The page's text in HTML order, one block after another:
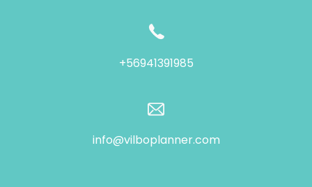
+56941391985
info@vilboplanner.com